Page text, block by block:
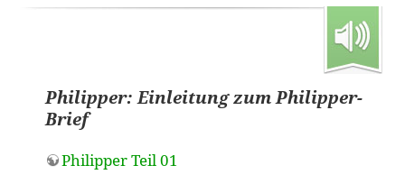
Philipper: Einleitung zum Philipper-
Brief
Philipper Teil 01